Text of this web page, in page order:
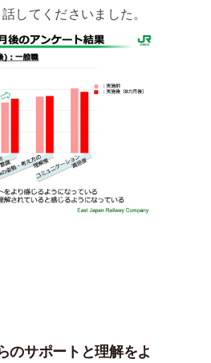
してくださいました。
のサポートと理解をよ